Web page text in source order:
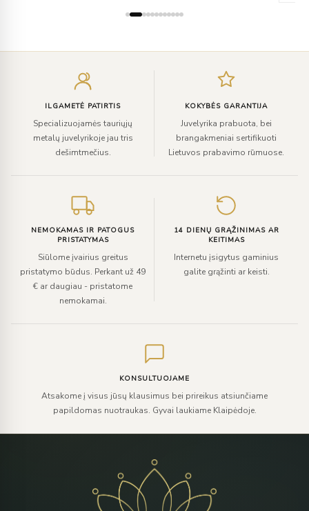
ILGAMETĖ PATIRTIS
Specializuojamės tauriųjų
metalų juvelyrikoje jau tris
dešimtmečius.
KOKYBĖS GARANTIJA
Juvelyrika prabuota, bei
brangakmeniai sertifikuoti
Lietuvos prabavimo rūmuose.
NEMOKAMAS IR PATOGUS
PRISTATYMAS
Siūlome įvairius greitus
pristatymo būdus. Perkant už 49
€ ar daugiau - pristatome
nemokamai.
14 DIENŲ GRĄŽINIMAS AR
KEITIMAS
Internetu įsigytus gaminius
galite grąžinti ar keisti.
KONSULTUOJAME
Atsakome į visus jūsų klausimus bei prireikus atsiunčiame
papildomas nuotraukas. Gyvai laukiame Klaipėdoje.